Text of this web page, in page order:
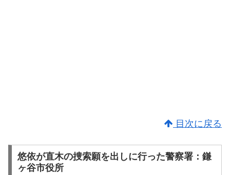
目次に戻る
悠依が直木の捜索願を出しに行った警察署：鎌
ヶ谷市役所